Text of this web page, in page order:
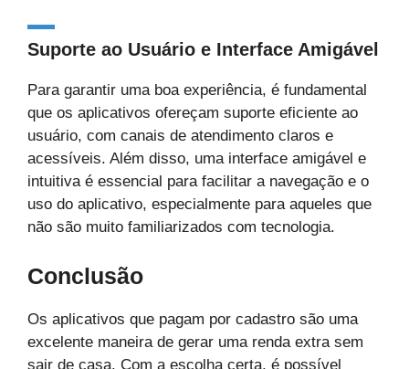
Suporte ao Usuário e Interface Amigável
Para garantir uma boa experiência, é fundamental
que os aplicativos ofereçam suporte eficiente ao
usuário, com canais de atendimento claros e
acessíveis. Além disso, uma interface amigável e
intuitiva é essencial para facilitar a navegação e o
uso do aplicativo, especialmente para aqueles que
não são muito familiarizados com tecnologia.
Conclusão
Os aplicativos que pagam por cadastro são uma
excelente maneira de gerar uma renda extra sem
sair de casa. Com a escolha certa, é possível